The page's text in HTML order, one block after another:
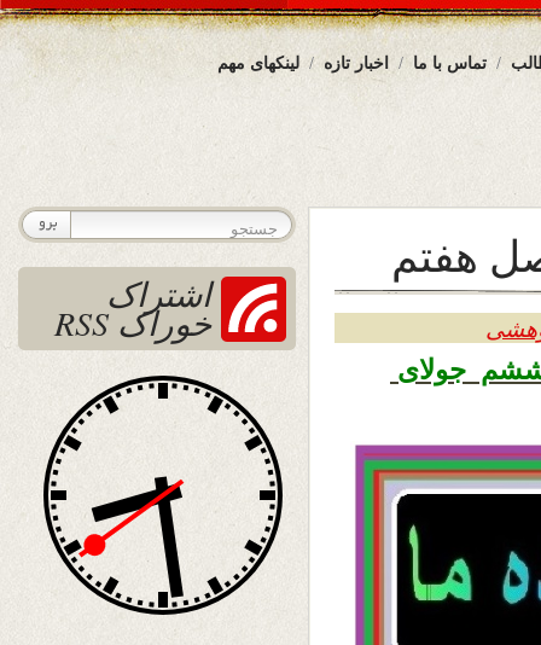
لینکهای مهم اخبار تازه تماس با ما
هفتم
۱۶ سرطان ۱۳۹۹ – ششم جولای
اشتراک
خوراک RSS